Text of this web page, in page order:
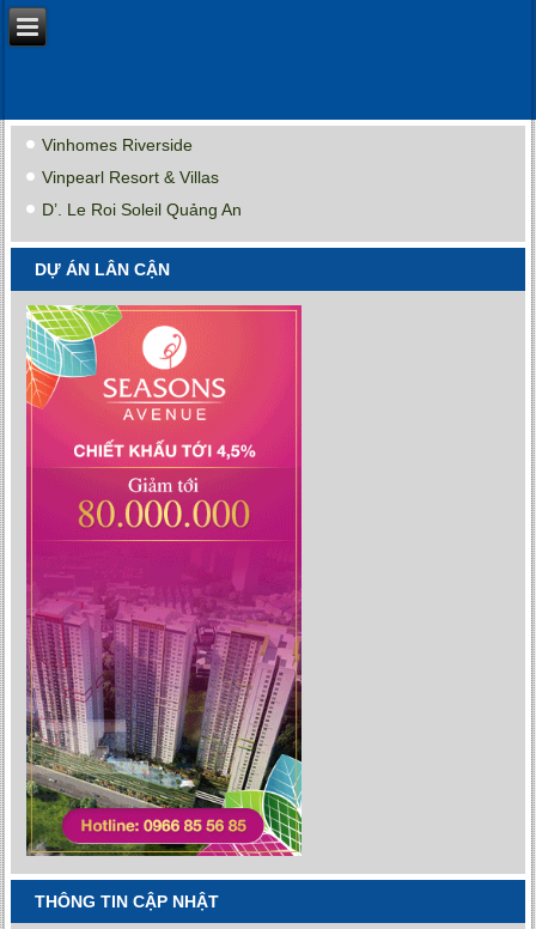
Vinhomes Riverside
Vinpearl Resort & Villas
D’. Le Roi Soleil Quảng An
DỰ ÁN LÂN CẬN
THÔNG TIN CẬP NHẬT